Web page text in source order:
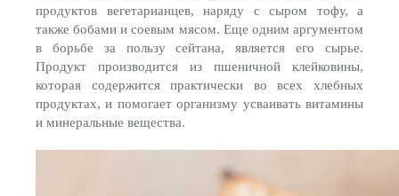
продуктов вегетарианцев, наряду с сыром тофу, а
также бобами и соевым мясом. Еще одним аргументом
в борьбе за пользу сейтана, является его сырье.
Продукт производится из пшеничной клейковины,
которая содержится практически во всех хлебных
продуктах, и помогает организму усваивать витамины
и минеральные вещества.